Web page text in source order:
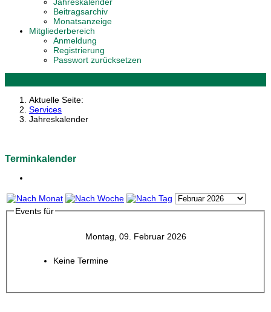
Beitragsarchiv
Monatsanzeige
Mitgliederbereich
Anmeldung
Registrierung
Passwort zurücksetzen
Aktuelle Seite:
Services
Jahreskalender
Terminkalender
Events für
Montag, 09. Februar 2026
Keine Termine